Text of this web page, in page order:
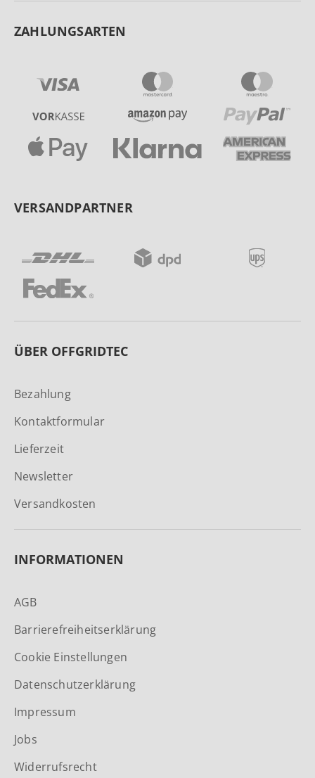
ZAHLUNGSARTEN
VERSANDPARTNER
ÜBER OFFGRIDTEC
Bezahlung
Kontaktformular
Lieferzeit
Newsletter
Versandkosten
INFORMATIONEN
AGB
Barrierefreiheitserklärung
Cookie Einstellungen
Datenschutzerklärung
Impressum
Jobs
Widerrufsrecht